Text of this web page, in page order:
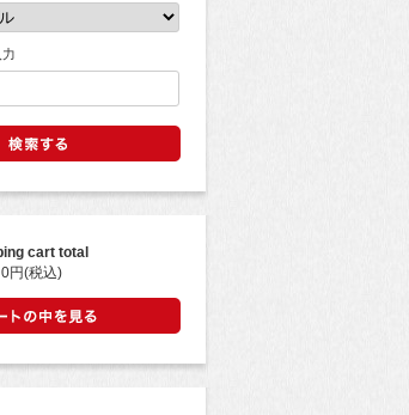
cart total
円(税込)